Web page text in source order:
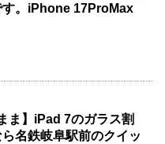
す。iPhone 17ProMax
ま】iPad 7のガラス割
名鉄岐阜駅前のクイッ